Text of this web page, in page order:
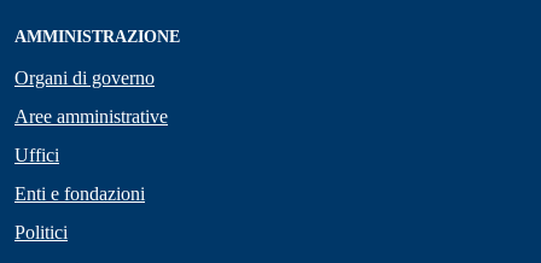
AMMINISTRAZIONE
Organi di governo
Aree amministrative
Uffici
Enti e fondazioni
Politici